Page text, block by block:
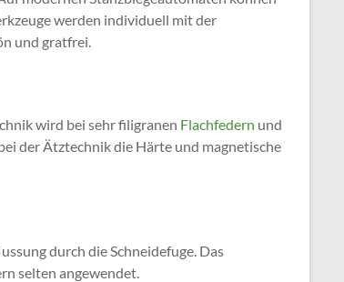
werden individuell mit der
und gratfrei.
wird bei sehr filigranen Flachfedern und
der Ätztechnik die Härte und magnetische
durch die Schneidefuge. Das
selten angewendet.